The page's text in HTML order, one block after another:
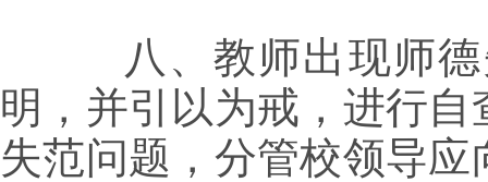
八、教师出现师德
明，并引以为戒，进行
失范问题，分管校领导